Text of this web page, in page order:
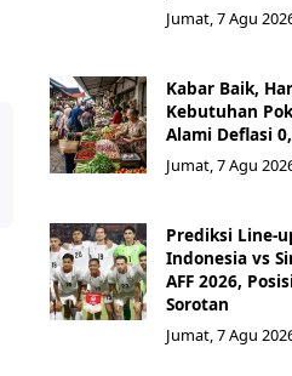
Jumat, 7 Agu
Kabar Baik,
Kebutuhan
Alami Deflasi
Jumat, 7 Agu
Prediksi Line-
Indonesia vs
AFF 2026,
Sorotan
Jumat, 7 Agu